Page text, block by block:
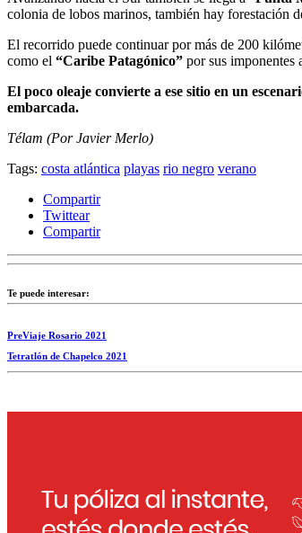
colonia de lobos marinos, también hay forestación
El recorrido puede continuar por más de 200
como el “Caribe Patagónico” por sus imponentes
El poco oleaje convierte a ese sitio en un
embarcada.
Télam (Por Javier Merlo)
Tags: costa atlántica playas rio negro verano
Compartir
Twittear
Compartir
Te puede interesar:
PreViaje Rosario 2021
Tetratlón de Chapelco 2021